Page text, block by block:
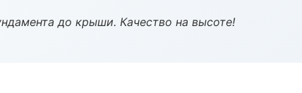
до крыши. Качество на высоте!